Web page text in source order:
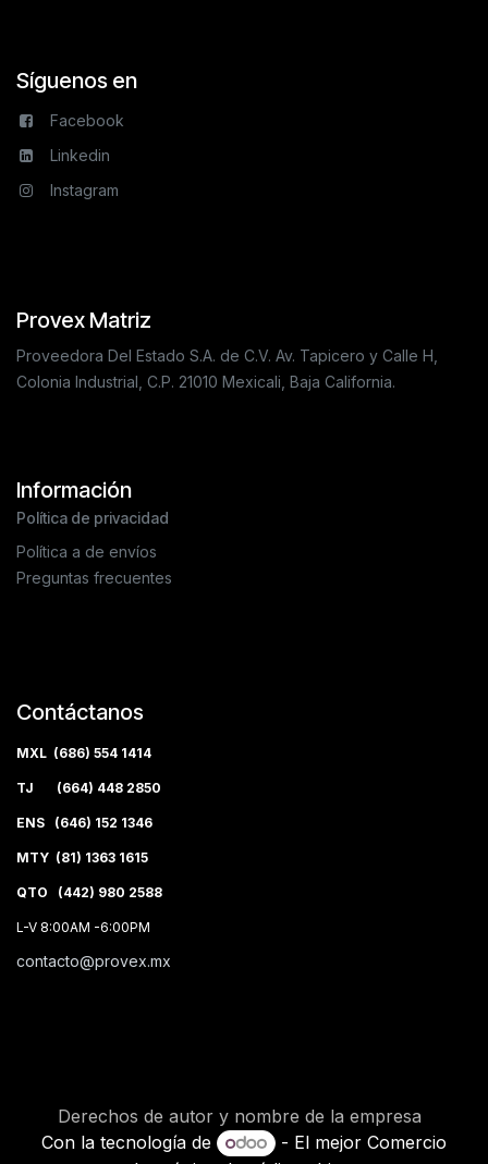
Síguenos en
Facebook
Linkedin
Instagram
Provex Matriz
Proveedora Del Estado S.A. de C.V. Av. Tapicero y Calle H,
Colonia Industrial, C.P. 21010 Mexicali, Baja California.
Información
Política de privacidad
Política a de envíos
Preguntas frecuentes
Contáctanos
MXL (686) 554 1414
TJ (664) 448 2850
ENS (646) 152 1346
MTY (81) 1363 1615
QTO (442) 980 2588
L-V 8:00AM -6:00PM
contacto@provex.mx
Derechos de autor y nombre de la empresa
Con la tecnología de
- El mejorComercio